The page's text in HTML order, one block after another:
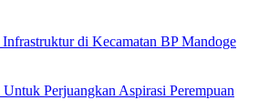
di Kecamatan BP Mandoge
Perjuangkan Aspirasi Perempuan